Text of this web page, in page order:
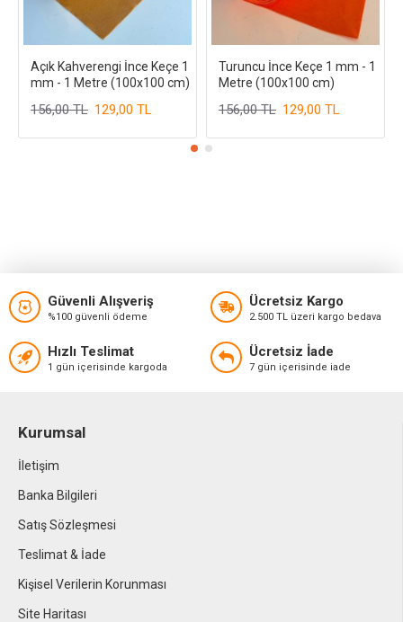
Açık Kahverengi İnce Keçe 1
mm - 1 Metre (100x100 cm)
129,00 TL
156,00 TL
Turuncu İnce Keçe 1 mm - 1
Metre (100x100 cm)
129,00 TL
156,00 TL
Güvenli Alışveriş
%100 güvenli ödeme
Ücretsiz Kargo
2.500 TL üzeri kargo bedava
Hızlı Teslimat
1 gün içerisinde kargoda
Ücretsiz İade
7 gün içerisinde iade
Kurumsal
İletişim
Banka Bilgileri
Satış Sözleşmesi
Teslimat & İade
Kişisel Verilerin Korunması
Site Haritası